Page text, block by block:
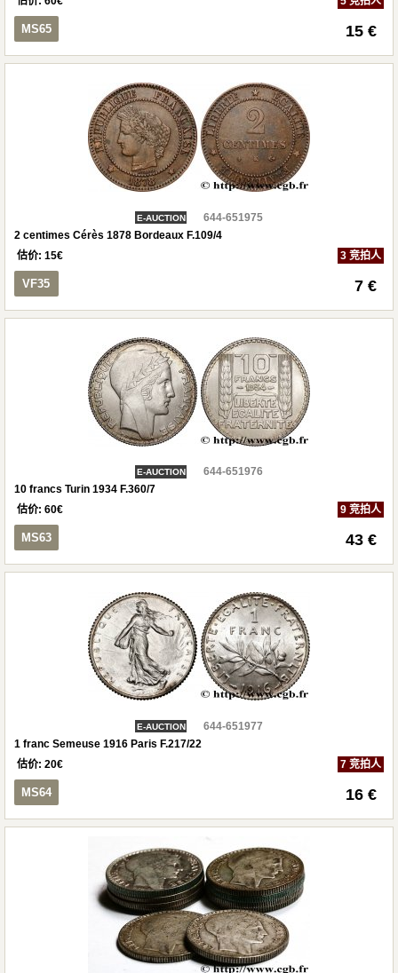
MS65 15 €
E-AUCTION
644-651975
2 centimes Cérès 1878 Bordeaux F.109/4
估价: 15€ 3 竞拍人
VF35 7 €
E-AUCTION
644-651976
10 francs Turin 1934 F.360/7
估价: 60€ 9 竞拍人
MS63 43 €
E-AUCTION
644-651977
1 franc Semeuse 1916 Paris F.217/22
估价: 20€ 7 竞拍人
MS64 16 €